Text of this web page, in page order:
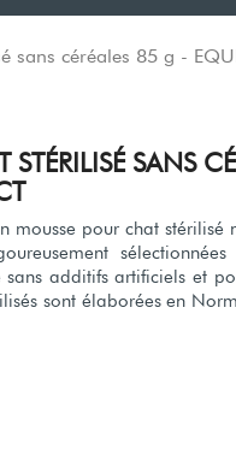
sans céréales 85 g -
SANS
mousse pour chat
additifs artificiels et
sont élaborées en